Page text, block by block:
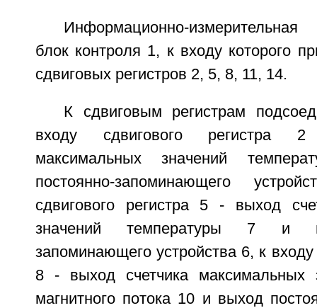
Информационно-
блок контроля 1, к входу которого
сдвиговых регистров 2, 5, 8, 11, 14.
К сдвиговым регистрам
входу сдвигового регистра
максимальных значений
постоянно-запоминающего
сдвигового регистра 5 - выход
значений температуры 7 и
запоминающего устройства 6, к входу
8 - выход счетчика максимальных
магнитного потока 10 и выход